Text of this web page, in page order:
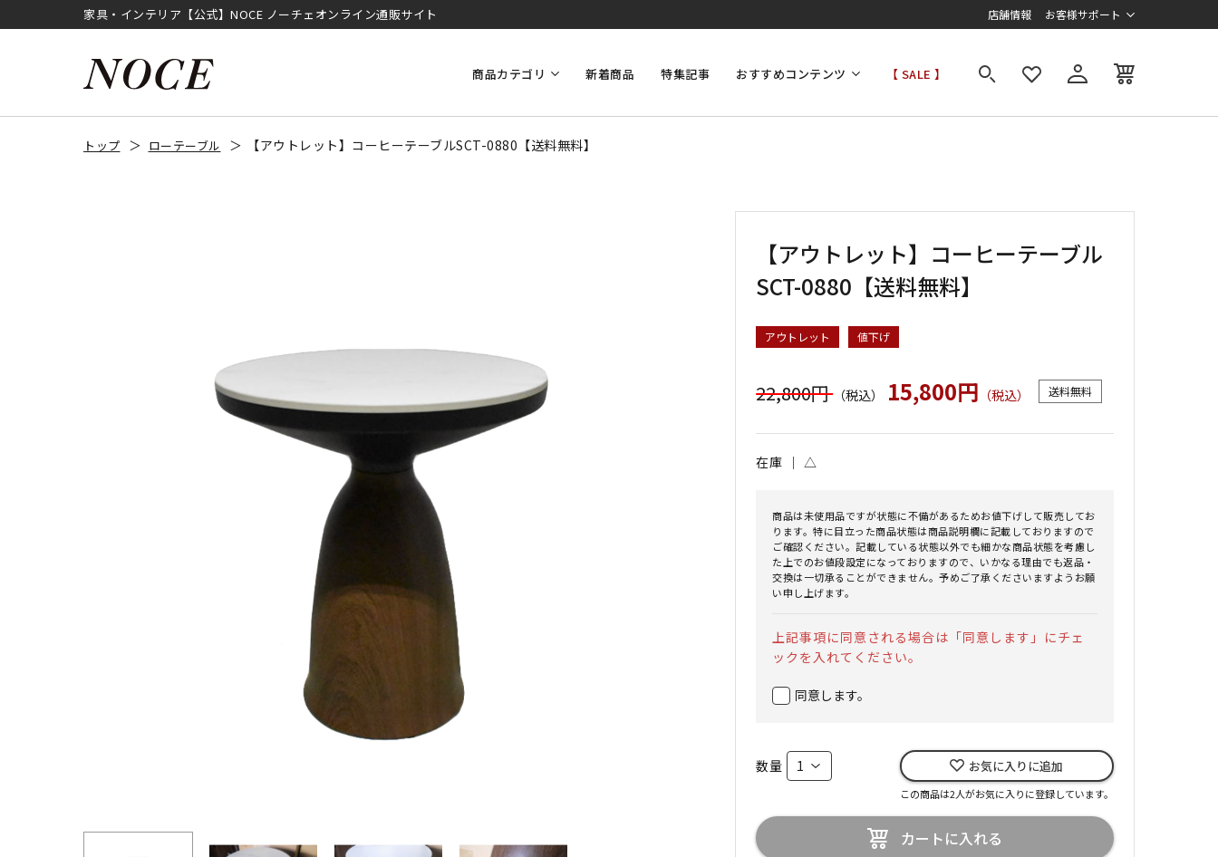
家具・インテリア【公式】NOCE ノーチェオンライン通販サイト 店舗情報 お客様サポート
商品カテゴリ 新着商品 特集記事 おすすめコンテンツ 【 SALE 】
トップ ローテーブル 【アウトレット】コーヒーテーブルSCT-0880【送料無料】
【アウトレット】コーヒーテーブル
SCT-0880【送料無料】
アウトレット 値下げ
22,800円（税込） 15,800円 （税込） 送料無料
在庫 ｜△
商品は未使用品ですが状態に不備があるためお値下げして販売してお
ります。特に目立った商品状態は商品説明欄に記載しておりますので
ご確認ください。記載している状態以外でも細かな商品状態を考慮し
た上でのお値段設定になっておりますので、いかなる理由でも返品・
交換は一切承ることができません。予めご了承くださいますようお願
い申し上げます。
上記事項に同意される場合は「同意します」にチェ
ックを入れてください。
同意します。
数量 お気に入りに追加
この商品は2人がお気に入りに登録しています。
カートに入れる